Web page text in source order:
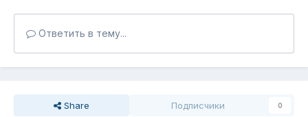
Ответить в тему...
Share Подписчики 0